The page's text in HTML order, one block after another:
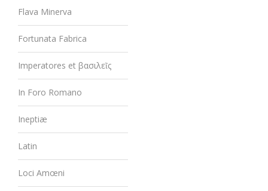
Flava Minerva
Fortunata Fabrica
Imperatores et βασιλεῖς
In Foro Romano
Ineptiæ
Latin
Loci Amœni